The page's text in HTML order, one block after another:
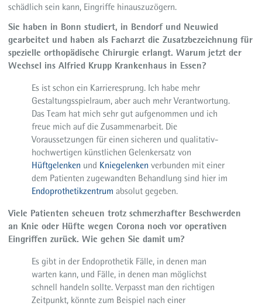
schädlich sein kann, Eingriffe hinauszuzögern.
Sie haben in Bonn studiert, in Bendorf und Neuwied
gearbeitet und haben als Facharzt die Zusatzbezeichnung für
spezielle orthopädische Chirurgie erlangt. Warum jetzt der
Wechsel ins Alfried Krupp Krankenhaus in Essen?
Es ist schon ein Karrieresprung. Ich habe mehr
Gestaltungsspielraum, aber auch mehr Verantwortung.
Das Team hat mich sehr gut aufgenommen und ich
freue mich auf die Zusammenarbeit. Die
Voraussetzungen für einen sicheren und qualitativ-
hochwertigen künstlichen Gelenkersatz von
Hüftgelenken und Kniegelenkenverbunden mit einer
dem Patienten zugewandten Behandlung sind hier im
Endoprothetikzentrumabsolut gegeben.
Viele Patienten scheuen trotz schmerzhafter Beschwerden
an Knie oder Hüfte wegen Corona noch vor operativen
Eingriffen zurück. Wie gehen Sie damit um?
Es gibt in der Endoprothetik Fälle, in denen man
warten kann, und Fälle, in denen man möglichst
schnell handeln sollte. Verpasst man den richtigen
Zeitpunkt, könnte zum Beispiel nach einer